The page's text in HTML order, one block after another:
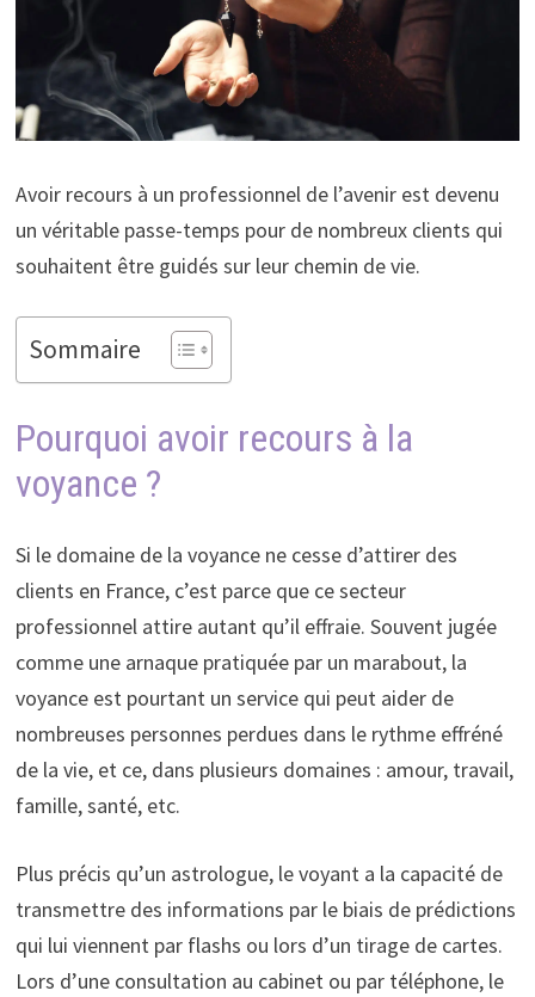
Avoir recours à un professionnel de l’avenir est devenu
un véritable passe-temps pour de nombreux clients qui
souhaitent être guidés sur leur chemin de vie.
Sommaire
Pourquoi avoir recours à la
voyance ?
Si le domaine de la voyance ne cesse d’attirer des
clients en France, c’est parce que ce secteur
professionnel attire autant qu’il effraie. Souvent jugée
comme une arnaque pratiquée par un marabout, la
voyance est pourtant un service qui peut aider de
nombreuses personnes perdues dans le rythme effréné
de la vie, et ce, dans plusieurs domaines : amour, travail,
famille, santé, etc.
Plus précis qu’un astrologue, le voyant a la capacité de
transmettre des informations par le biais de prédictions
qui lui viennent par flashs ou lors d’un tirage de cartes.
Lors d’une consultation au cabinet ou par téléphone, le